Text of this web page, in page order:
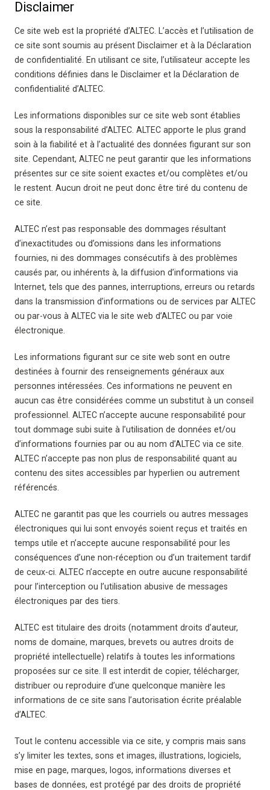
Disclaimer
Ce site web est la propriété d’ALTEC. L’accès et l’utilisation de
ce site sont soumis au présent Disclaimer et à la Déclaration
de confidentialité. En utilisant ce site, l’utilisateur accepte les
conditions définies dans le Disclaimer et la Déclaration de
confidentialité d’ALTEC.
Les informations disponibles sur ce site web sont établies
sous la responsabilité d’ALTEC. ALTEC apporte le plus grand
soin à la fiabilité et à l’actualité des données figurant sur son
site. Cependant, ALTEC ne peut garantir que les informations
présentes sur ce site soient exactes et/ou complètes et/ou
le restent. Aucun droit ne peut donc être tiré du contenu de
ce site.
ALTEC n’est pas responsable des dommages résultant
d’inexactitudes ou d’omissions dans les informations
fournies, ni des dommages consécutifs à des problèmes
causés par, ou inhérents à, la diffusion d’informations via
Internet, tels que des pannes, interruptions, erreurs ou retards
dans la transmission d’informations ou de services par ALTEC
ou par-vous à ALTEC via le site web d’ALTEC ou par voie
électronique.
Les informations figurant sur ce site web sont en outre
destinées à fournir des renseignements généraux aux
personnes intéressées. Ces informations ne peuvent en
aucun cas être considérées comme un substitut à un conseil
professionnel. ALTEC n’accepte aucune responsabilité pour
tout dommage subi suite à l’utilisation de données et/ou
d’informations fournies par ou au nom d’ALTEC via ce site.
ALTEC n’accepte pas non plus de responsabilité quant au
contenu des sites accessibles par hyperlien ou autrement
référencés.
ALTEC ne garantit pas que les courriels ou autres messages
électroniques qui lui sont envoyés soient reçus et traités en
temps utile et n’accepte aucune responsabilité pour les
conséquences d’une non-réception ou d’un traitement tardif
de ceux-ci. ALTEC n’accepte en outre aucune responsabilité
pour l’interception ou l’utilisation abusive de messages
électroniques par des tiers.
ALTEC est titulaire des droits (notamment droits d’auteur,
noms de domaine, marques, brevets ou autres droits de
propriété intellectuelle) relatifs à toutes les informations
proposées sur ce site. Il est interdit de copier, télécharger,
distribuer ou reproduire d’une quelconque manière les
informations de ce site sans l’autorisation écrite préalable
d’ALTEC.
Tout le contenu accessible via ce site, y compris mais sans
s’y limiter les textes, sons et images, illustrations, logiciels,
mise en page, marques, logos, informations diverses et
bases de données, est protégé par des droits de propriété